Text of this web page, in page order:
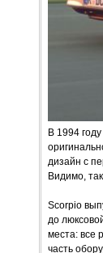
В 1994
дизайн с
Видимо,
Scorpio
до
места: все
часть